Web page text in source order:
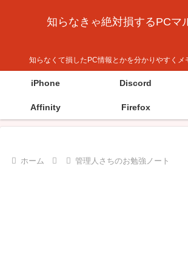
知らなきゃ絶対損するPCマ
知らなくて損したPC情報とかを分かりやすくメ
iPhone Discord
Affinity Firefox
ホーム 管理人さちのお勉強ノート